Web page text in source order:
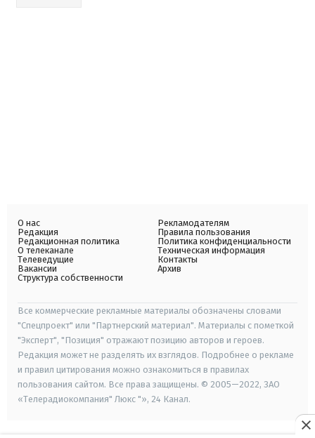
О нас
Редакция
Редакционная политика
О телеканале
Телеведущие
Вакансии
Структура собственности
Рекламодателям
Правила пользования
Политика конфиденциальности
Техническая информация
Контакты
Архив
Все коммерческие рекламные материалы обозначены словами
"Спецпроект" или "Партнерский материал". Материалы с пометкой
"Эксперт", "Позиция" отражают позицию авторов и героев.
Редакция может не разделять их взглядов. Подробнее о рекламе
и правил цитирования можно ознакомиться в правилах
пользования сайтом. Все права защищены. © 2005—2022, ЗАО
«Телерадиокомпания" Люкс "», 24 Канал.